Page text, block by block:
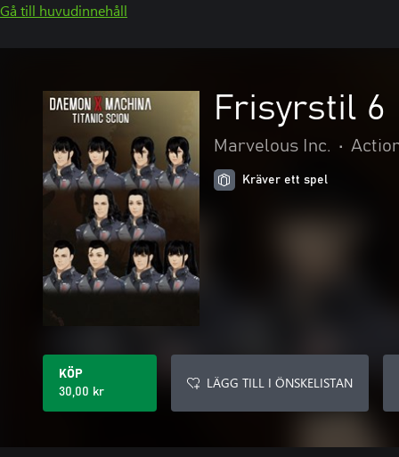
Gå till huvudinnehåll
Frisyrstil 6
Marvelous Inc. •
Kräver ett spel
KÖP
30,00 kr
LÄGG TILL I ÖNSKELISTAN